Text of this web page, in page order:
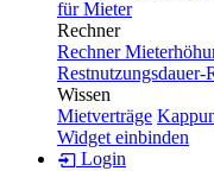
für Mieter
Rechner
Rechner
Restnutzungsdauer-
Wissen
Mietverträge
Widget einbinden
Login